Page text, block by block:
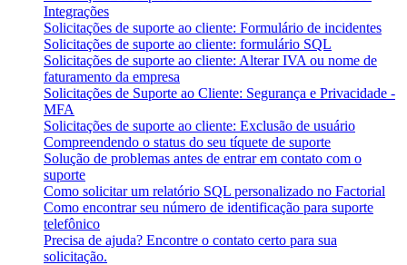
Integrações
Solicitações de suporte ao cliente: Formulário de incidentes
Solicitações de suporte ao cliente: formulário SQL
Solicitações de suporte ao cliente: Alterar IVA ou nome de
faturamento da empresa
Solicitações de Suporte ao Cliente: Segurança e Privacidade -
MFA
Solicitações de suporte ao cliente: Exclusão de usuário
Compreendendo o status do seu tíquete de suporte
Solução de problemas antes de entrar em contato com o
suporte
Como solicitar um relatório SQL personalizado no Factorial
Como encontrar seu número de identificação para suporte
telefônico
Precisa de ajuda? Encontre o contato certo para sua
solicitação.